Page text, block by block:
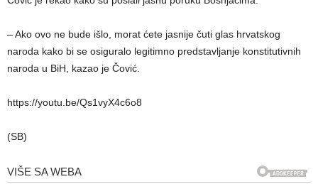
– Ako ovo ne bude išlo, morat ćete jasnije čuti glas hrvatskog
naroda kako bi se osiguralo legitimno predstavljanje konstitutivnih
naroda u BiH, kazao je Čović.
https://youtu.be/Qs1vyX4c6o8
(SB)